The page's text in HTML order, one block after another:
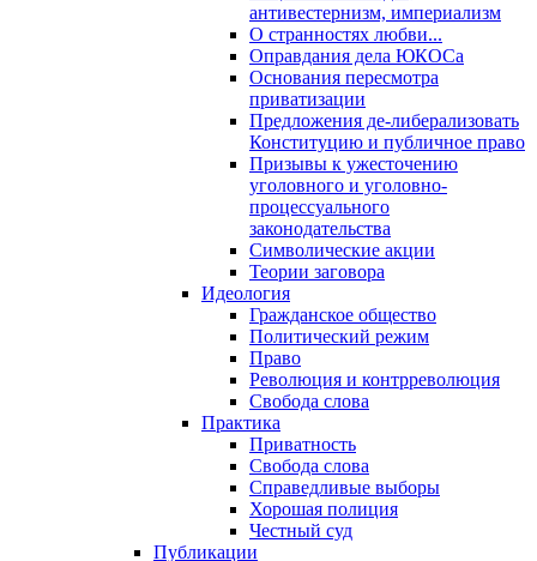
антивестернизм, империализм
О странностях любви...
Оправдания дела ЮКОСа
Основания пересмотра
приватизации
Предложения де-либерализовать
Конституцию и публичное право
Призывы к ужесточению
уголовного и уголовно-
процессуального
законодательства
Символические акции
Теории заговора
Идеология
Гражданское общество
Политический режим
Право
Революция и контрреволюция
Свобода слова
Практика
Приватность
Свобода слова
Справедливые выборы
Хорошая полиция
Честный суд
Публикации